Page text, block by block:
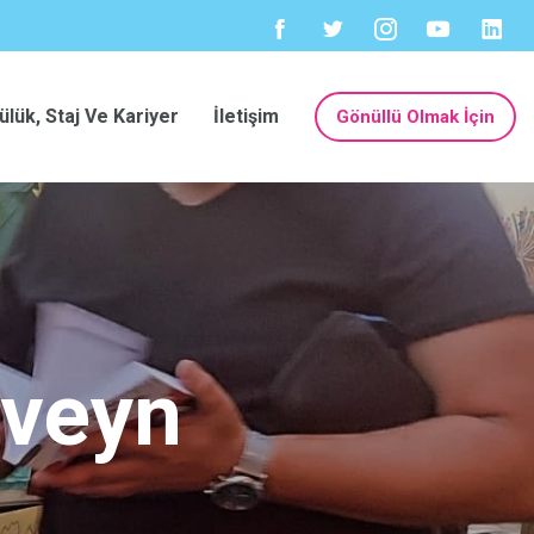
Gönüllü Olmak İçin
Staj Ve Kariyer İletişim